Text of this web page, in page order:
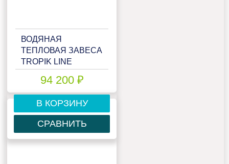
ВОДЯНАЯ
ТЕПЛОВАЯ ЗАВЕСА
TROPIK LINE
94 200 ₽
В КОРЗИНУ
СРАВНИТЬ